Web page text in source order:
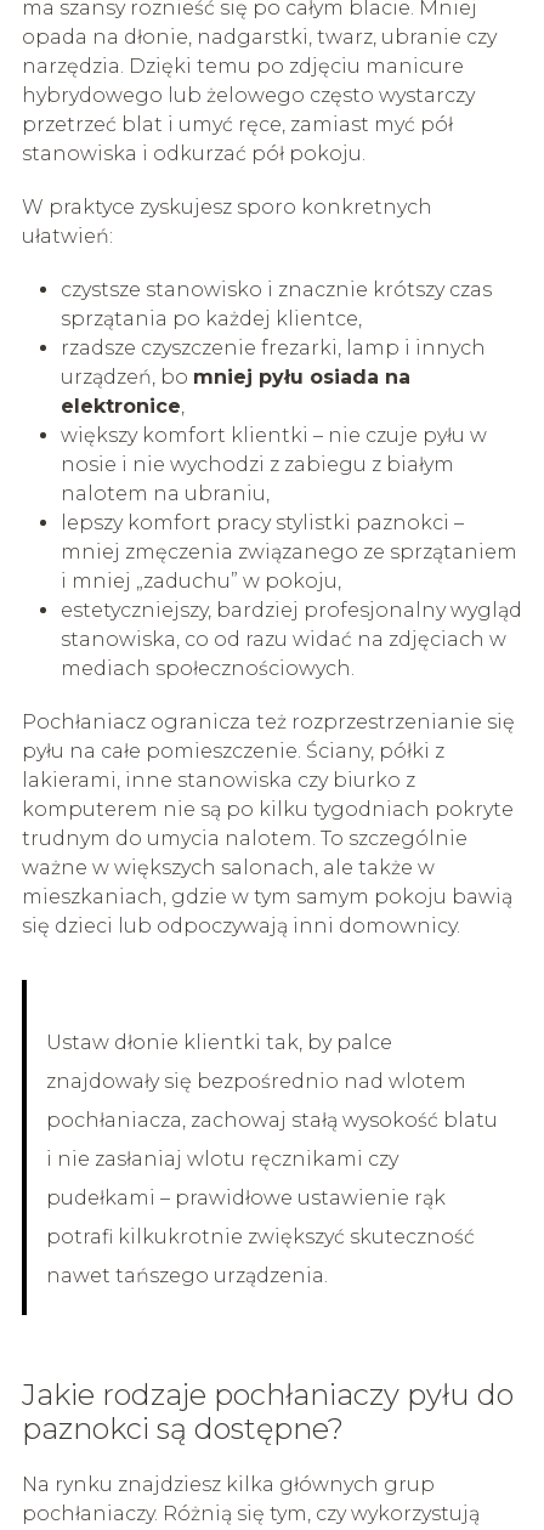
ma szansy roznieść się po całym blacie. Mniej
opada na dłonie, nadgarstki, twarz, ubranie czy
narzędzia. Dzięki temu po zdjęciu manicure
hybrydowego lub żelowego często wystarczy
przetrzeć blat i umyć ręce, zamiast myć pół
stanowiska i odkurzać pół pokoju.
W praktyce zyskujesz sporo konkretnych
ułatwień:
czystsze stanowisko i znacznie krótszy czas
sprzątania po każdej klientce,
rzadsze czyszczenie frezarki, lamp i innych
urządzeń, bo mniej pyłu osiada na
elektronice
większy komfort klientki – nie czuje pyłu w
nosie i nie wychodzi z zabiegu z białym
nalotem na ubraniu,
lepszy komfort pracy stylistki paznokci –
mniej zmęczenia związanego ze sprzątaniem
i mniej „zaduchu” w pokoju,
estetyczniejszy, bardziej profesjonalny wygląd
stanowiska, co od razu widać na zdjęciach w
mediach społecznościowych.
Pochłaniacz ogranicza też rozprzestrzenianie się
pyłu na całe pomieszczenie. Ściany, półki z
lakierami, inne stanowiska czy biurko z
komputerem nie są po kilku tygodniach pokryte
trudnym do umycia nalotem. To szczególnie
ważne w większych salonach, ale także w
mieszkaniach, gdzie w tym samym pokoju bawią
się dzieci lub odpoczywają inni domownicy.
Ustaw dłonie klientki tak, by palce
znajdowały się bezpośrednio nad wlotem
pochłaniacza, zachowaj stałą wysokość blatu
i nie zasłaniaj wlotu ręcznikami czy
pudełkami – prawidłowe ustawienie rąk
potrafi kilkukrotnie zwiększyć skuteczność
nawet tańszego urządzenia.
Jakie rodzaje pochłaniaczy pyłu do
paznokci są dostępne?
Na rynku znajdziesz kilka głównych grup
pochłaniaczy. Różnią się tym, czy wykorzystują